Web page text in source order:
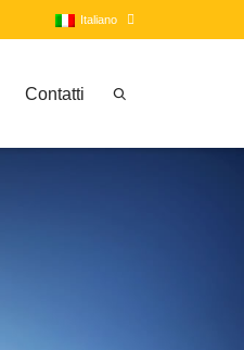
Italiano
Inglese
Contatti